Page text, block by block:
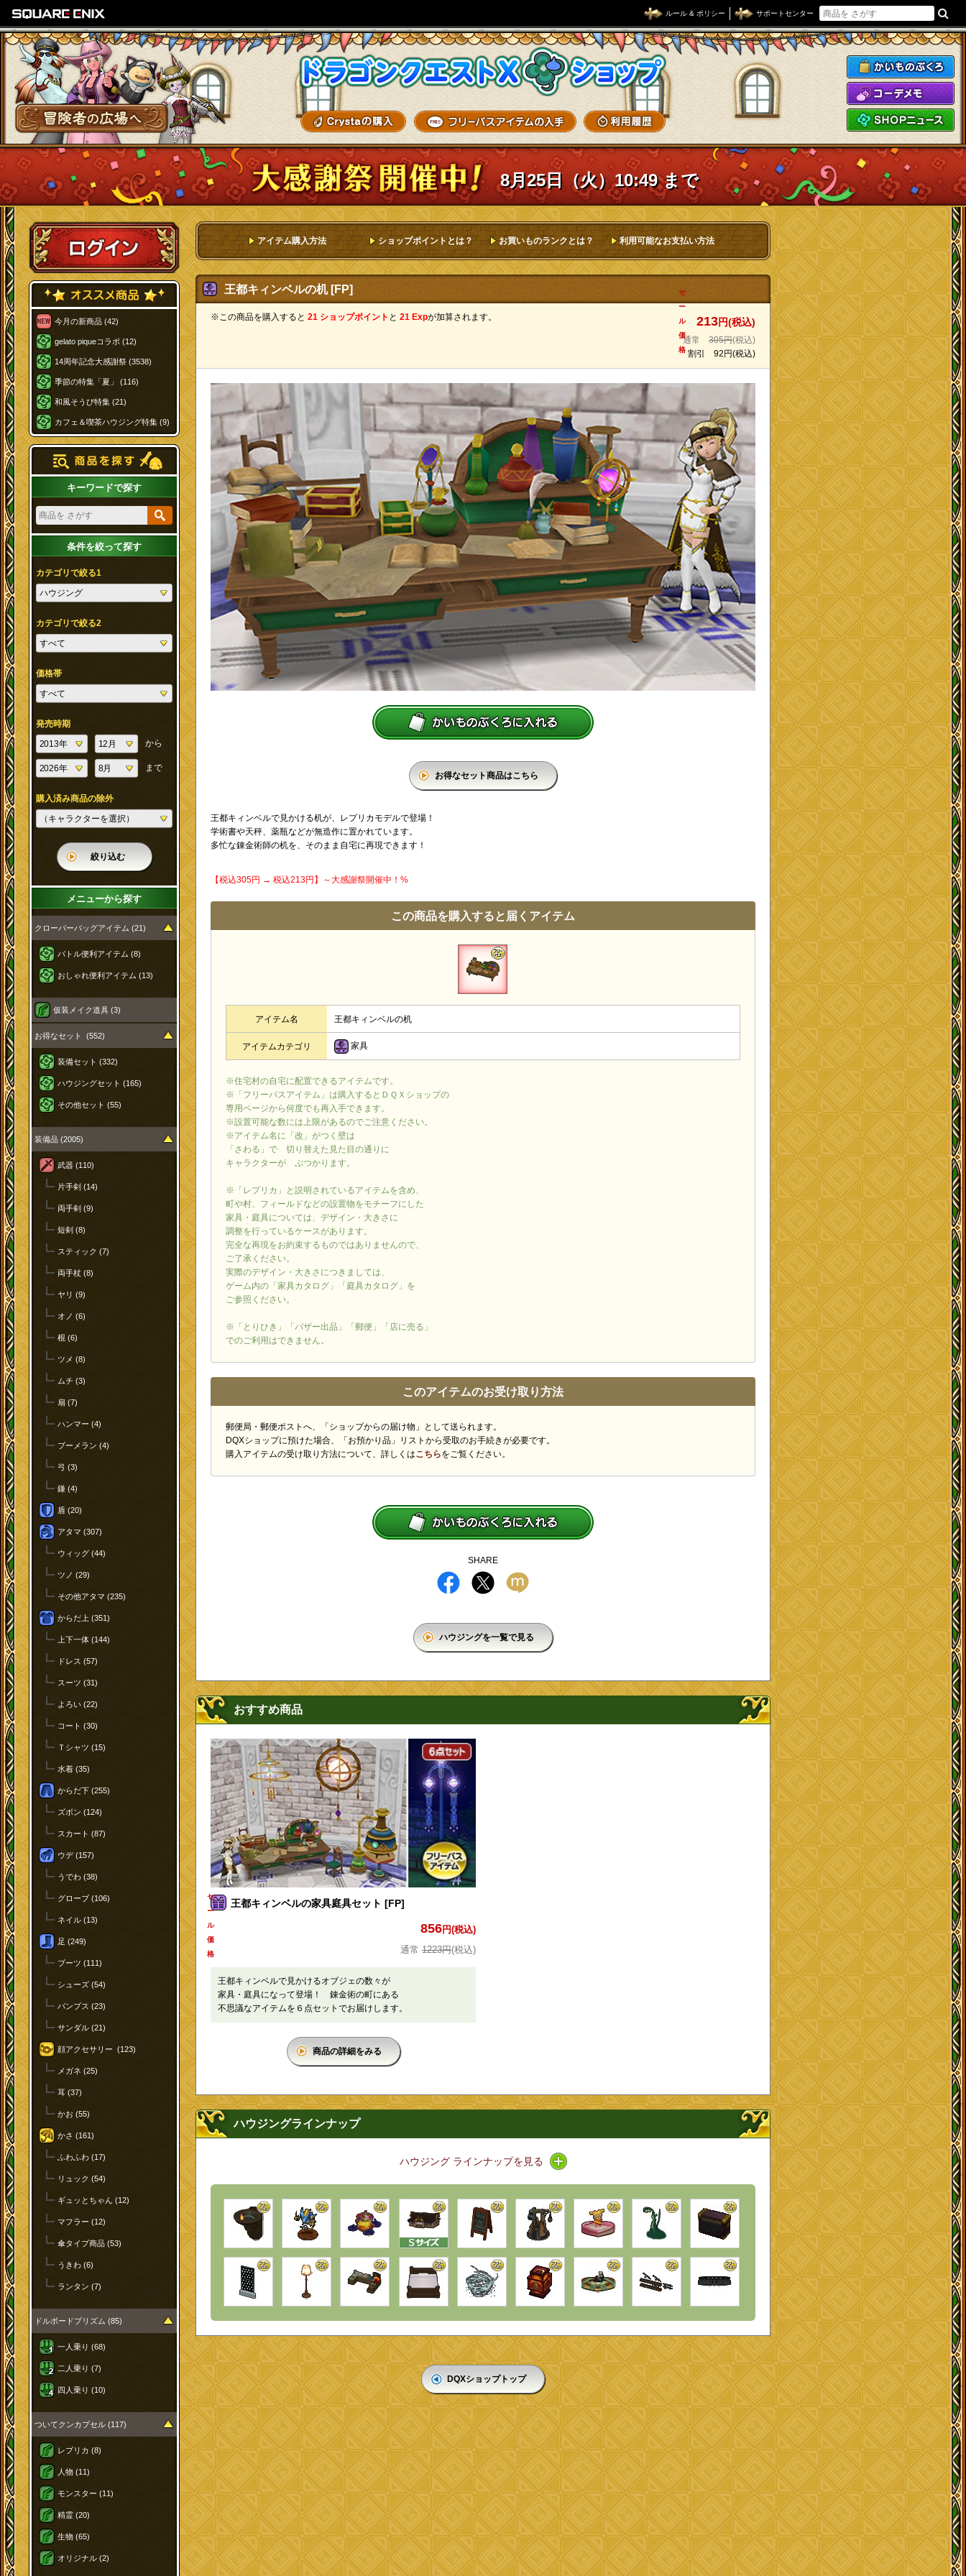
ルール & ポリシー サポートセンター
冒険者の広場へ
ドラゴンクエストXショップ
8月25日（火）10:49 まで
ログイン
今月の新商品 (42)
gelato piqueコラボ (12)
14周年記念大感謝祭 (3538)
季節の特集「夏」 (116)
和風そうび特集 (21)
カフェ＆喫茶ハウジング特集 (9)
キーワードで探す
条件を絞って探す
カテゴリで絞る1
カテゴリで絞る2
価格帯
発売時期
から
まで
購入済み商品の除外
絞り込む
メニューから探す
クローバーバッグアイテム (21)
バトル便利アイテム (8)
おしゃれ便利アイテム (13)
仮装メイク道具 (3)
お得なセット (552)
装備セット (332)
ハウジングセット (165)
その他セット (55)
装備品 (2005)
武器 (110)
片手剣 (14)
両手剣 (9)
短剣 (8)
スティック (7)
両手杖 (8)
ヤリ (9)
オノ (6)
棍 (6)
ツメ (8)
ムチ (3)
扇 (7)
ハンマー (4)
ブーメラン (4)
弓 (3)
鎌 (4)
盾 (20)
アタマ (307)
ウィッグ (44)
ツノ (29)
その他アタマ (235)
からだ上 (351)
上下一体 (144)
ドレス (57)
スーツ (31)
よろい (22)
コート (30)
Ｔシャツ (15)
水着 (35)
からだ下 (255)
ズボン (124)
スカート (87)
ウデ (157)
うでわ (38)
グローブ (106)
ネイル (13)
足 (249)
ブーツ (111)
シューズ (54)
パンプス (23)
サンダル (21)
顔アクセサリー (123)
メガネ (25)
耳 (37)
かお (55)
かさ (161)
ふわふわ (17)
リュック (54)
ギュッとちゃん (12)
マフラー (12)
傘タイプ商品 (53)
うきわ (6)
ランタン (7)
ドルボードプリズム (85)
一人乗り (68)
二人乗り (7)
四人乗り (10)
ついてクンカプセル (117)
レプリカ (8)
人物 (11)
モンスター (11)
精霊 (20)
生物 (65)
オリジナル (2)
アイテム購入方法 ショップポイントとは？ お買いものランクとは？ 利用可能なお支払い方法
王都キィンベルの机 [FP]
※この商品を購入すると 21 ショップポイント と 21 Expが加算されます。
セ
ー
ル
価
格
213円(税込)
通常 305円(税込)
割引 92円(税込)
お得なセット商品はこちら
王都キィンベルで見かける机が、レプリカモデルで登場！
学術書や天秤、薬瓶などが無造作に置かれています。
多忙な錬金術師の机を、そのまま自宅に再現できます！
【税込305円 → 税込213円】～大感謝祭開催中！%
この商品を購入すると届くアイテム
アイテム名 王都キィンベルの机
アイテムカテゴリ 家具
※住宅村の自宅に配置できるアイテムです。
※「フリーパスアイテム」は購入するとＤＱＸショップの
専用ページから何度でも再入手できます。
※設置可能な数には上限があるのでご注意ください。
※アイテム名に「改」がつく壁は
「さわる」で 切り替えた見た目の通りに
キャラクターが ぶつかります。
※「レプリカ」と説明されているアイテムを含め、
町や村、フィールドなどの設置物をモチーフにした
家具・庭具については、デザイン・大きさに
調整を行っているケースがあります。
完全な再現をお約束するものではありませんので、
ご了承ください。
実際のデザイン・大きさにつきましては、
ゲーム内の「家具カタログ」「庭具カタログ」を
ご参照ください。
※「とりひき」「バザー出品」「郵便」「店に売る」
でのご利用はできません。
このアイテムのお受け取り方法
郵便局・郵便ポストへ、「ショップからの届け物」として送られます。
DQXショップに預けた場合、「お預かり品」リストから受取のお手続きが必要です。
購入アイテムの受け取り方法について、詳しくはこちらをご覧ください。
SHARE
ハウジングを一覧で見る
おすすめ商品
王都キィンベルの家具庭具セット [FP]
セ
ー
ル
価
格
856円(税込)
1223円(税込)
王都キィンベルで見かけるオブジェの数々が
家具・庭具になって登場！ 錬金術の町にある
不思議なアイテムを６点セットでお届けします。
商品の詳細をみる
ハウジングラインナップ
ハウジング ラインナップを見る アイコン / ラインナップを開く、閉じる
DQXショップトップ